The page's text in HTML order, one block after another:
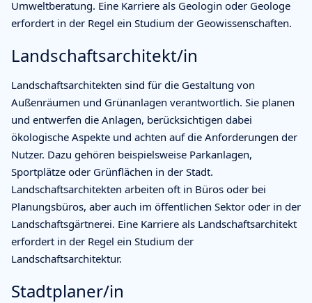
Umweltberatung. Eine Karriere als Geologin oder Geologe
erfordert in der Regel ein Studium der Geowissenschaften.
Landschaftsarchitekt/in
Landschaftsarchitekten sind für die Gestaltung von
Außenräumen und Grünanlagen verantwortlich. Sie planen
und entwerfen die Anlagen, berücksichtigen dabei
ökologische Aspekte und achten auf die Anforderungen der
Nutzer. Dazu gehören beispielsweise Parkanlagen,
Sportplätze oder Grünflächen in der Stadt.
Landschaftsarchitekten arbeiten oft in Büros oder bei
Planungsbüros, aber auch im öffentlichen Sektor oder in der
Landschaftsgärtnerei. Eine Karriere als Landschaftsarchitekt
erfordert in der Regel ein Studium der
Landschaftsarchitektur.
Stadtplaner/in